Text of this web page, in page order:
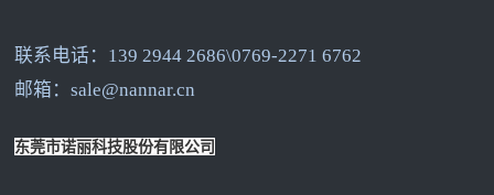
联系电话：139 2944 2686\0769-2271 6762
邮箱：sale@nannar.cn
东莞市诺丽科技股份有限公司